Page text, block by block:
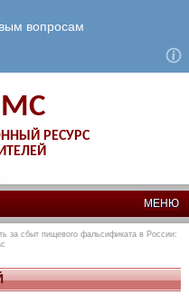
РЕСУРС
МЕНЮ
за сбыт пищевого фальсификата в России: